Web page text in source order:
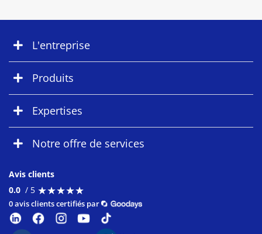
L'entreprise
Produits
Expertises
Notre offre de services
Avis clients
0.0 / 5 ★★★★★
★★★★★
0 avis clients certifiés par